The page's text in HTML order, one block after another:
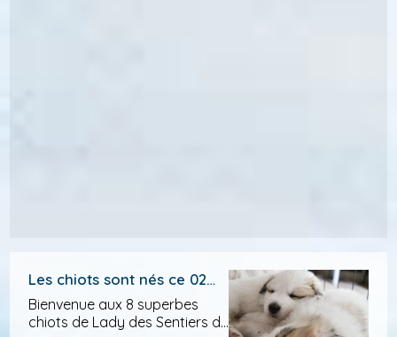
Les chiots sont nés ce 02
octobre 2019!
Bienvenue aux 8 superbes
chiots de Lady des Sentiers du